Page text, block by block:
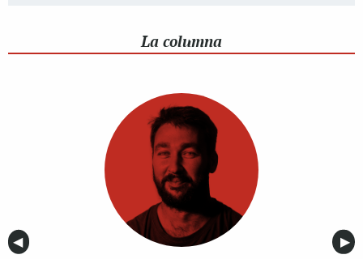
La columna
Anterior
◀︎ ▶︎